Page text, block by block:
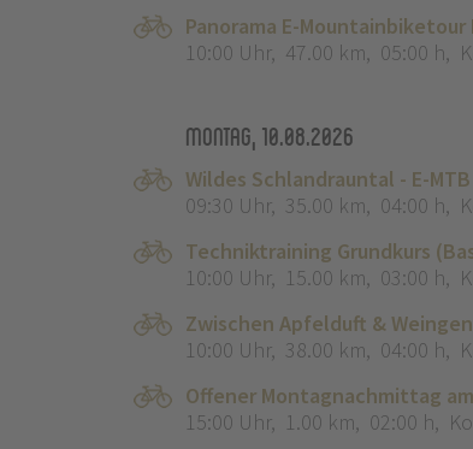
Panorama E-
10:00 Uhr, 47.00 km, 05:00 h,
Montag, 10.08.2026
Wildes Schlandrauntal - E-
09:30 Uhr, 35.00 km, 04:00 h,
Techniktraining Grundkurs
10:00 Uhr, 15.00 km, 03:00 h,
Zwischen Apfelduft &
10:00 Uhr, 38.00 km, 04:00 h,
Offener Montagnachmittag
15:00 Uhr, 1.00 km, 02:00 h,